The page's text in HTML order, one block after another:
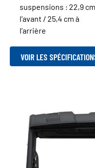
suspensions : 22,9
l’avant / 25,4 cm à
l’arrière
VOIR LES